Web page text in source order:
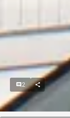
2